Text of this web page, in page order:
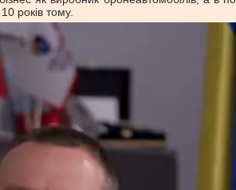
років тому.